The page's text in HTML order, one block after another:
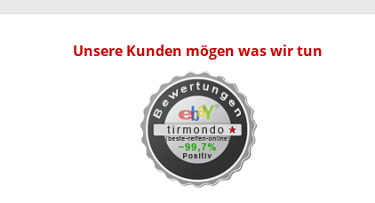
Unsere Kunden mögen was wir tun